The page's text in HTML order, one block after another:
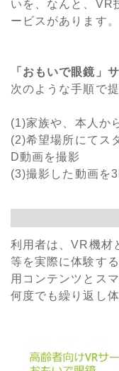
いを、なんと、VR
ービスがあります
「おもいで眼鏡」
次のような手順で
(1)家族や、本人か
(2)希望場所にてス
D動画を撮影
(3)撮影した動画を
利用者は、VR機材
等を実際に体験す
用コンテンツとス
何度でも繰り返し